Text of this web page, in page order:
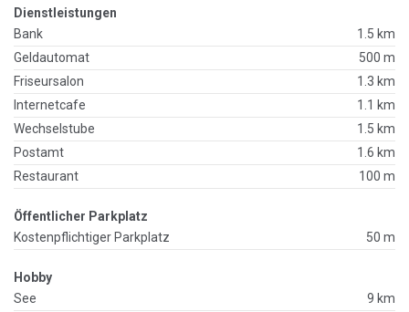
Dienstleistungen
Bank
1.5 km
Geldautomat
500 m
Friseursalon
1.3 km
Internetcafe
1.1 km
Wechselstube
1.5 km
Postamt
1.6 km
Restaurant
100 m
Öffentlicher Parkplatz
Kostenpflichtiger Parkplatz
50 m
Hobby
See
9 km